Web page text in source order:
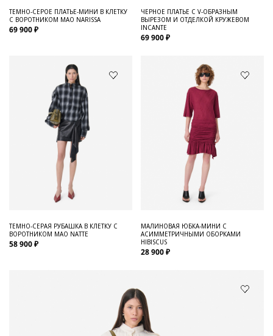
ТЕМНО-СЕРОЕ ПЛАТЬЕ-МИНИ В КЛЕТКУ
С ВОРОТНИКОМ МАО NARISSA
69 900 ₽
ЧЕРНОЕ ПЛАТЬЕ С V-ОБРАЗНЫМ
ВЫРЕЗОМ И ОТДЕЛКОЙ КРУЖЕВОМ
INCANTE
69 900 ₽
ТЕМНО-СЕРАЯ РУБАШКА В КЛЕТКУ С
ВОРОТНИКОМ МАО NATTE
58 900 ₽
МАЛИНОВАЯ ЮБКА-МИНИ С
АСИММЕТРИЧНЫМИ ОБОРКАМИ
HIBISCUS
28 900 ₽